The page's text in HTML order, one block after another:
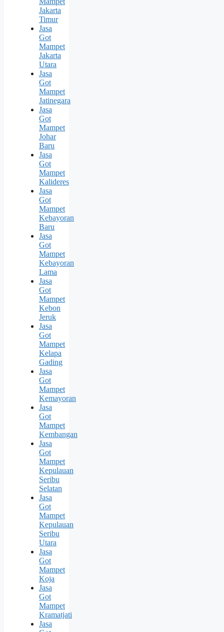
Jakarta
Timur
Jasa
Got
Mampet
Jakarta
Utara
Jasa
Got
Mampet
Jatinegara
Jasa
Got
Mampet
Johar
Baru
Jasa
Got
Mampet
Kalideres
Jasa
Got
Mampet
Kebayoran
Baru
Jasa
Got
Mampet
Kebayoran
Lama
Jasa
Got
Mampet
Kebon
Jeruk
Jasa
Got
Mampet
Kelapa
Gading
Jasa
Got
Mampet
Kemayoran
Jasa
Got
Mampet
Kembangan
Jasa
Got
Mampet
Kepulauan
Seribu
Selatan
Jasa
Got
Mampet
Kepulauan
Seribu
Utara
Jasa
Got
Mampet
Koja
Jasa
Got
Mampet
Kramatjati
Jasa